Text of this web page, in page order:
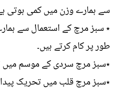
سے ہمارے وزن میں کمی ہوتی
٭ سبز مرچ کے استعمال سے
طور پر کام کرتے ہیں۔
٭سبز مرچ سردی کے موسم میں
٭سبز مرچ قلب میں تحریک